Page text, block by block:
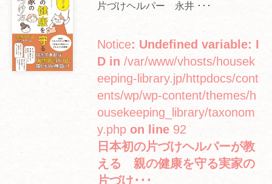
片づけヘルパー 永井 ･･･
Notice: Undefined variable: I
D in /var/www/vhosts/housek
eeping-library.jp/httpdocs/cont
ents/wp/wp-content/themes/h
ousekeeping_library/taxonom
y.php on line 92
日本初の片づけヘルパーが教
える 親の健康を守る実家の
片づけ･･･